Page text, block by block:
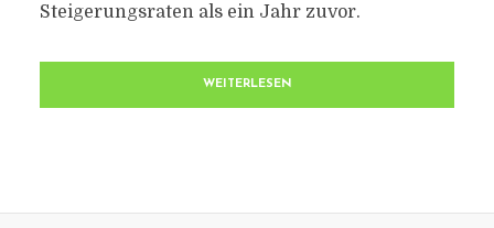
Steigerungsraten als ein Jahr zuvor.
WEITERLESEN